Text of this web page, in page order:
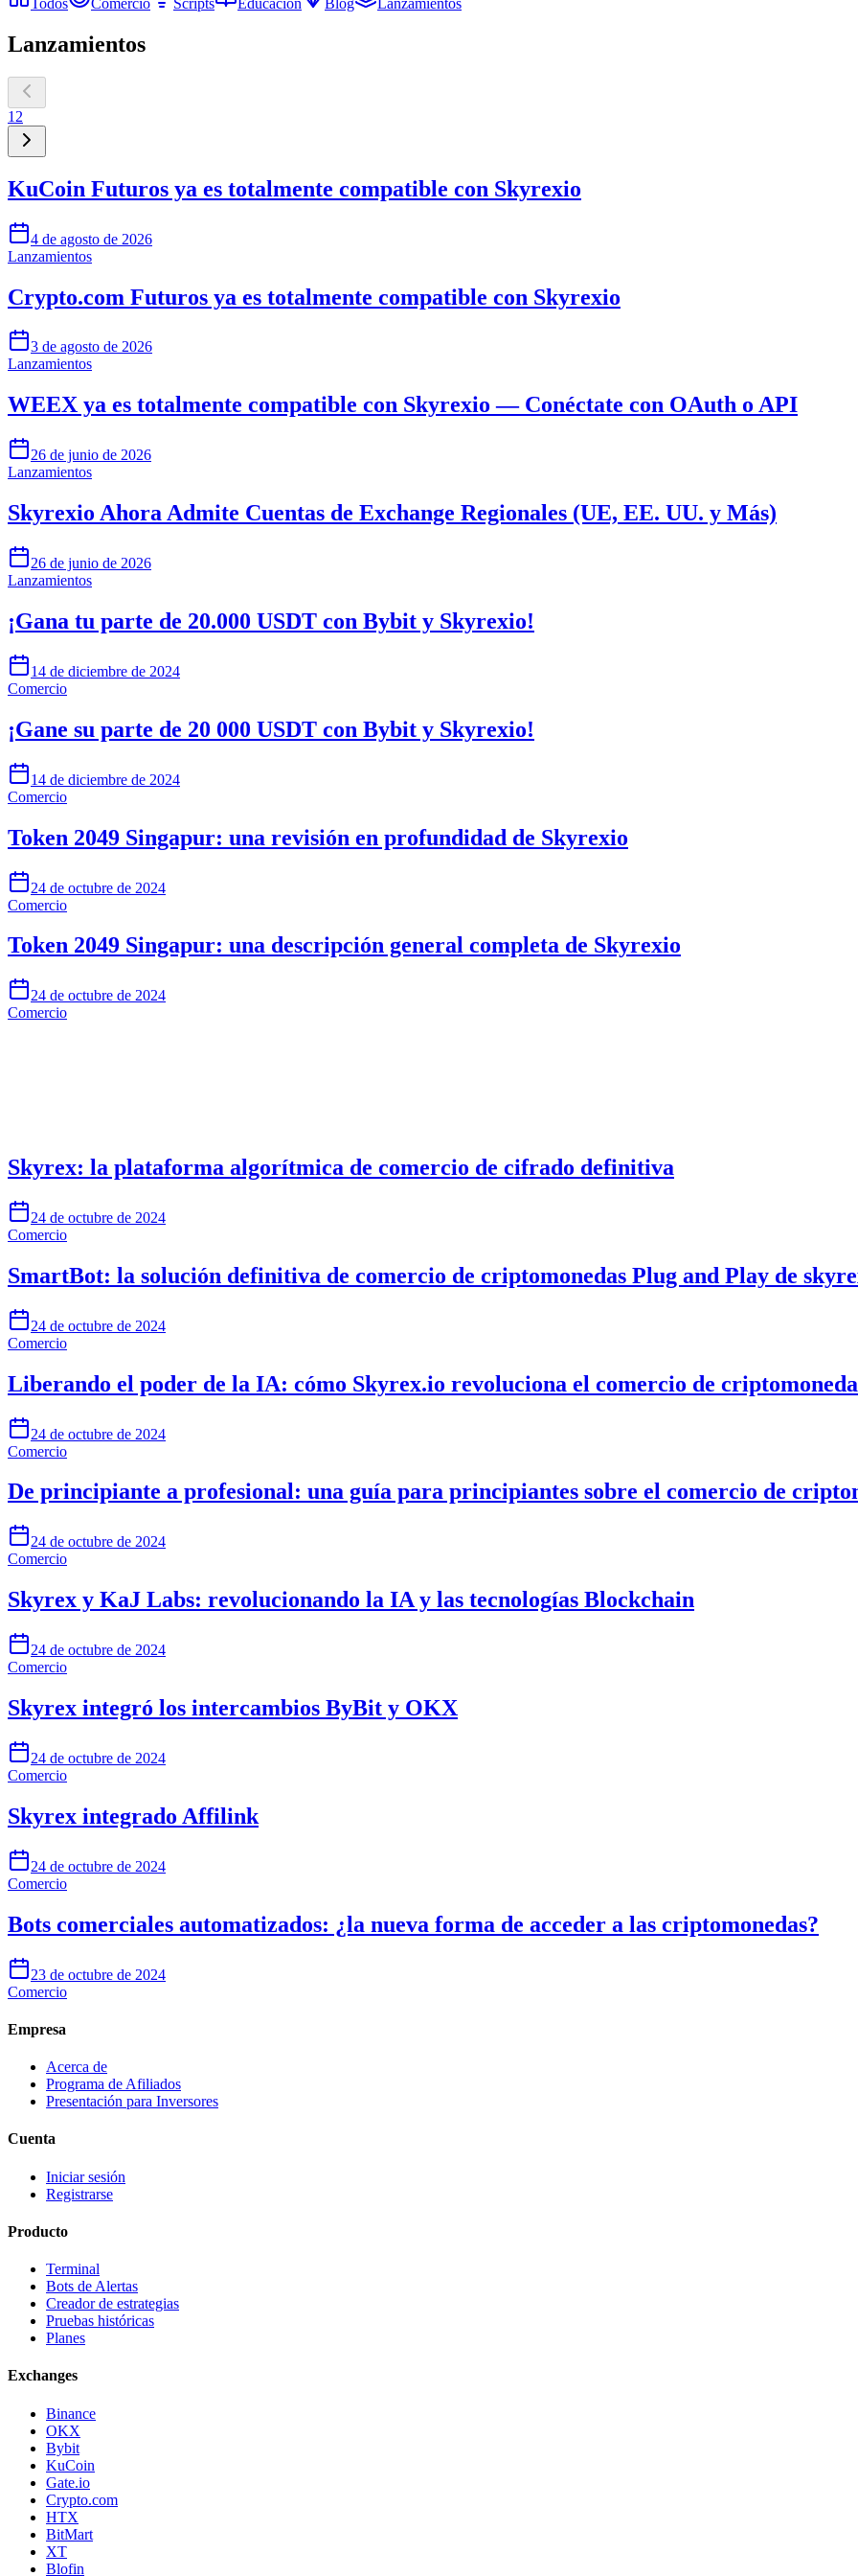
Todos Comercio Scripts Educación Blog Lanzamientos
Lanzamientos
1 2
KuCoin Futuros ya es totalmente compatible con Skyrexio
4 de agosto de 2026
Lanzamientos
Crypto.com Futuros ya es totalmente compatible con Skyrexio
3 de agosto de 2026
Lanzamientos
WEEX ya es totalmente compatible con Skyrexio — Conéctate con OAuth o API
26 de junio de 2026
Lanzamientos
Skyrexio Ahora Admite Cuentas de Exchange Regionales (UE, EE. UU. y Más)
26 de junio de 2026
Lanzamientos
¡Gana tu parte de 20.000 USDT con Bybit y Skyrexio!
14 de diciembre de 2024
Comercio
¡Gane su parte de 20 000 USDT con Bybit y Skyrexio!
14 de diciembre de 2024
Comercio
Token 2049 Singapur: una revisión en profundidad de Skyrexio
24 de octubre de 2024
Comercio
Token 2049 Singapur: una descripción general completa de Skyrexio
24 de octubre de 2024
Comercio
Skyrex: la plataforma algorítmica de comercio de cifrado definitiva
24 de octubre de 2024
Comercio
SmartBot: la solución definitiva de comercio de criptomonedas Plug and Play de
24 de octubre de 2024
Comercio
Liberando el poder de la IA: cómo Skyrex.io revoluciona el comercio de
24 de octubre de 2024
Comercio
De principiante a profesional: una guía para principiantes sobre el comercio de
24 de octubre de 2024
Comercio
Skyrex y KaJ Labs: revolucionando la IA y las tecnologías Blockchain
24 de octubre de 2024
Comercio
Skyrex integró los intercambios ByBit y OKX
24 de octubre de 2024
Comercio
Skyrex integrado Affilink
24 de octubre de 2024
Comercio
Bots comerciales automatizados: ¿la nueva forma de acceder a las criptomonedas?
23 de octubre de 2024
Comercio
Empresa
Acerca de
Programa de Afiliados
Presentación para Inversores
Cuenta
Iniciar sesión
Registrarse
Producto
Terminal
Bots de Alertas
Creador de estrategias
Pruebas históricas
Planes
Exchanges
Binance
OKX
Bybit
KuCoin
Gate.io
Crypto.com
HTX
BitMart
XT
Blofin